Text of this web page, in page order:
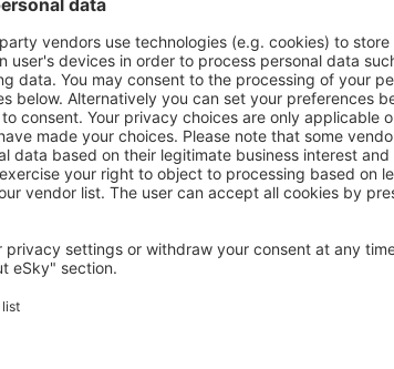
(12-15 ani)
(2-11 ani)
(sub 2 ani)
(doar